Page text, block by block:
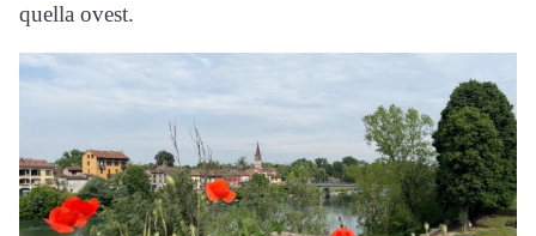
quella ovest.